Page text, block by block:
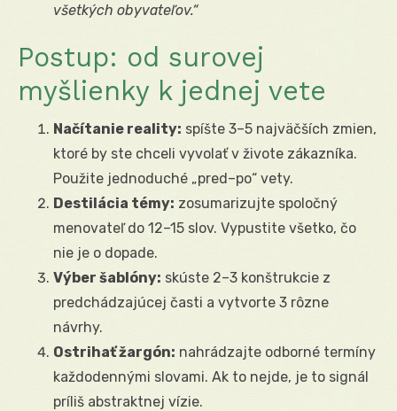
všetkých obyvateľov.“
Postup: od surovej
myšlienky k jednej vete
Načítanie reality: spíšte 3–5 najväčších zmien,
ktoré by ste chceli vyvolať v živote zákazníka.
Použite jednoduché „pred–po“ vety.
Destilácia témy: zosumarizujte spoločný
menovateľ do 12–15 slov. Vypustite všetko, čo
nie je o dopade.
Výber šablóny: skúste 2–3 konštrukcie z
predchádzajúcej časti a vytvorte 3 rôzne
návrhy.
Ostrihať žargón: nahrádzajte odborné termíny
každodennými slovami. Ak to nejde, je to signál
príliš abstraktnej vízie.